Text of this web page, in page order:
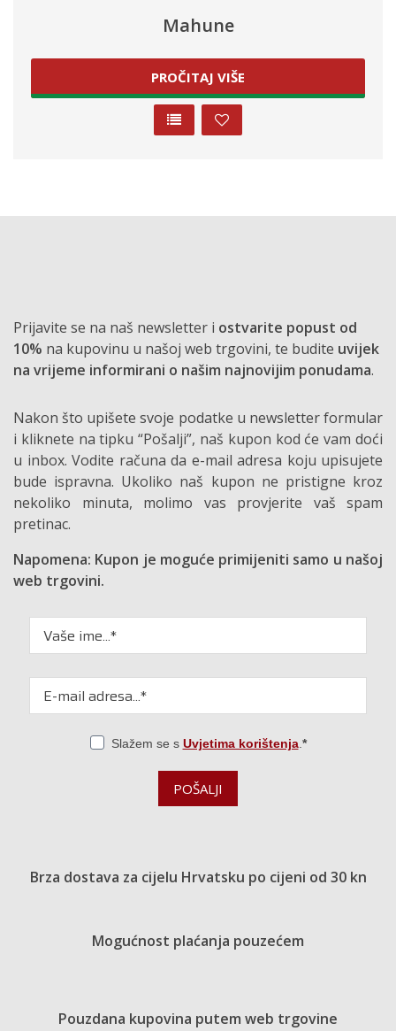
Mahune
PROČITAJ VIŠE
Prijavite se na naš newsletter i ostvarite popust od
10% na kupovinu u našoj web trgovini, te budite uvijek
na vrijeme informirani o našim najnovijim ponudama.
Nakon što upišete svoje podatke u newsletter formular
i kliknete na tipku “Pošalji”, naš kupon kod će vam doći
u inbox. Vodite računa da e-mail adresa koju upisujete
bude ispravna. Ukoliko naš kupon ne pristigne kroz
nekoliko minuta, molimo vas provjerite vaš spam
pretinac.
Napomena: Kupon je moguće primijeniti samo u našoj
web trgovini.
Slažem se s Uvjetima korištenja.
POŠALJI
Brza dostava za cijelu Hrvatsku po cijeni od 30 kn
Mogućnost plaćanja pouzećem
Pouzdana kupovina putem web trgovine